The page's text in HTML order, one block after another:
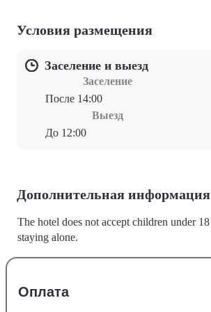
Условия размещения
Заселение и выезд
Заселение
После 14:00
Выезд
До 12:00
Дополнительная информация
The hotel does not accept children under 18 years of age
staying alone.
Оплата